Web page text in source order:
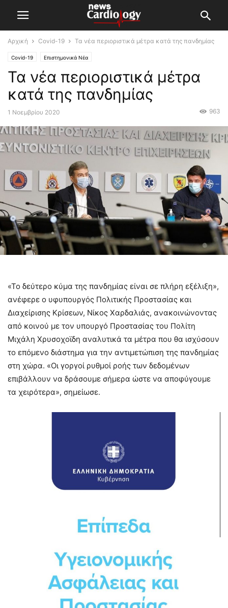
Αρχική Covid-19 Τα νέα περιοριστικά μέτρα κατά της πανδημίας
Covid-19 Επιστημονικά Νέα
Τα νέα περιοριστικά μέτρα
κατά της πανδημίας
1 Νοεμβρίου 2020 963
«Το δεύτερο κύμα της πανδημίας είναι σε πλήρη εξέλιξη»,
ανέφερε ο υφυπουργός Πολιτικής Προστασίας και
Διαχείρισης Κρίσεων, Νίκος Χαρδαλιάς, ανακοινώνοντας
από κοινού με τον υπουργό Προστασίας του Πολίτη
Μιχάλη Χρυσοχοϊδη αναλυτικά τα μέτρα που θα ισχύσουν
το επόμενο διάστημα για την αντιμετώπιση της πανδημίας
στη χώρα. «Οι γοργοί ρυθμοί ροής των δεδομένων
επιβάλλουν να δράσουμε σήμερα ώστε να αποφύγουμε
τα χειρότερα», σημείωσε.